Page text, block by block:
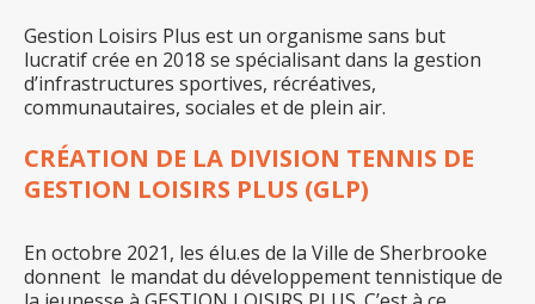
Gestion Loisirs Plus est un organisme sans but
lucratif crée en 2018 se spécialisant dans la gestion
d’infrastructures sportives, récréatives,
communautaires, sociales et de plein air.
CRÉATION DE LA DIVISION TENNIS DE
GESTION LOISIRS PLUS (GLP)
En octobre 2021, les élu.es de la Ville de Sherbrooke
donnent le mandat du développement tennistique de